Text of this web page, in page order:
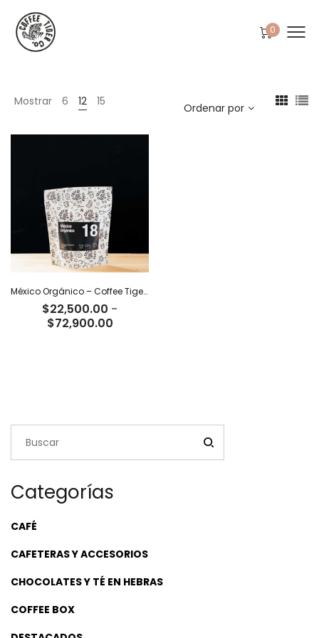
0
Mostrar 6 12 15 Ordenar por
México Orgánico – Coffee Tiger Co
$22,500.00 -
$72,900.00Rango
Categorías
CAFÉ
CAFETERAS Y ACCESORIOS
CHOCOLATES Y TÉ EN HEBRAS
COFFEE BOX